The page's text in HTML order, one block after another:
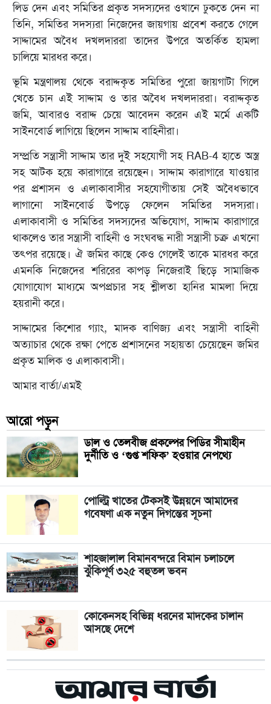
লিড দেন এবং সমিতির প্রকৃত সদস্যদের ওখানে ঢুকতে দেন না
তিনি, সমিতির সদস্যরা নিজেদের জায়গায় প্রবেশ করতে গেলে
সাদ্দামের অবৈধ দখলদাররা তাদের উপরে অতর্কিত হামলা
চালিয়ে মারধর করে।
ভূমি মন্ত্রণালয় থেকে বরাদ্দকৃত সমিতির পুরো জায়গাটা গিলে
খেতে চান এই সাদ্দাম ও তার অবৈধ দখলদাররা। বরাদ্দকৃত
জমি, আবারও বরাদ্দ চেয়ে আবেদন করেন এই মর্মে একটি
সাইনবোর্ড লাগিয়ে ছিলেন সাদ্দাম বাহিনীরা।
সম্প্রতি সন্ত্রাসী সাদ্দাম তার দুই সহযোগী সহ RAB-4 হাতে অস্ত্র
সহ আটক হয়ে কারাগারে রয়েছেন। সাদ্দাম কারাগারে যাওয়ার
পর প্রশাসন ও এলাকাবাসীর সহযোগীতায় সেই অবৈধভাবে
লাগানো সাইনবোর্ড উপড়ে ফেলেন সমিতির সদস্যরা।
এলাকাবাসী ও সমিতির সদস্যদের অভিযোগ, সাদ্দাম কারাগারে
থাকলেও তার সন্ত্রাসী বাহিনী ও সংঘবদ্ধ নারী সন্ত্রাসী চক্র এখনো
তৎপর রয়েছে। ঐ জমির কাছে কেও গেলেই তাকে মারধর করে
এমনকি নিজেদের শরিরের কাপড় নিজেরাই ছিড়ে সামাজিক
যোগাযোগ মাধ্যমে অপপ্রচার সহ শ্লীলতা হানির মামলা দিয়ে
হয়রানী করে।
সাদ্দামের কিশোর গ্যাং, মাদক বাণিজ্য এবং সন্ত্রাসী বাহিনী
অত্যাচার থেকে রক্ষা পেতে প্রশাসনের সহায়তা চেয়েছেন জমির
প্রকৃত মালিক ও এলাকাবাসী।
আমার বার্তা/এমই
আরো পড়ুন
ডাল ও তেলবীজ প্রকল্পের পিডির সীমাহীন
দুর্নীতি ও ‘গুপ্ত শফিক’ হওয়ার নেপথ্যে
পোল্ট্রি খাতের টেকসই উন্নয়নে আমাদের
গবেষণা এক নতুন দিগন্তের সূচনা
শাহজালাল বিমানবন্দরে বিমান চলাচলে
ঝুঁকিপূর্ণ ৩২৫ বহুতল ভবন
কোকেনসহ বিভিন্ন ধরনের মাদকের চালান
আসছে দেশে